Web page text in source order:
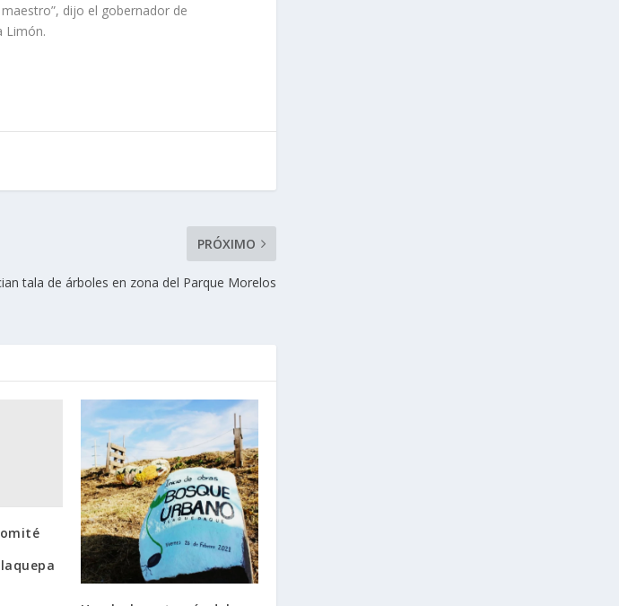
dijo el gobernador de
Limón.
PRÓXIMO
tala de árboles en zona del Parque Morelos